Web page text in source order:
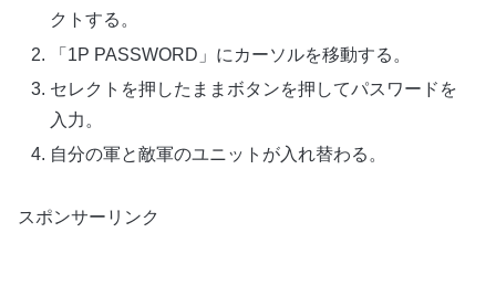
クトする。
「1P PASSWORD」にカーソルを移動する。
セレクトを押したままボタンを押してパスワードを
入力。
自分の軍と敵軍のユニットが入れ替わる。
スポンサーリンク